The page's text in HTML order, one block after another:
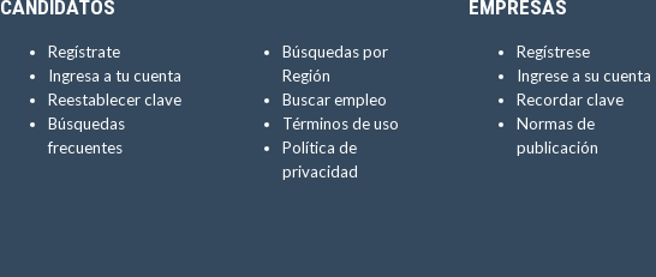
CANDIDATOS
Regístrate
Ingresa a tu cuenta
Reestablecer clave
Búsquedas
frecuentes
Búsquedas por
Región
Buscar empleo
Términos de uso
Política de
privacidad
EMPRESAS
Regístrese
Ingrese a su cuenta
Recordar clave
Normas de
publicación